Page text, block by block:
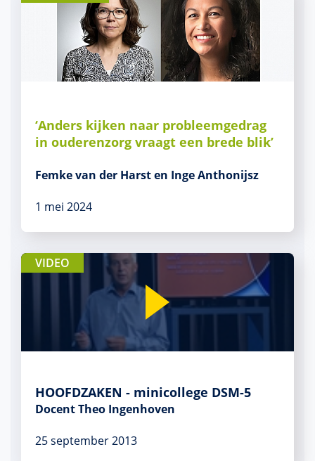
‘Anders kijken naar probleemgedrag
in ouderenzorg vraagt een brede blik’
Femke van der Harst en Inge Anthonijsz
1 mei 2024
VIDEO
HOOFDZAKEN - minicollege DSM-5
Docent Theo Ingenhoven
25 september 2013